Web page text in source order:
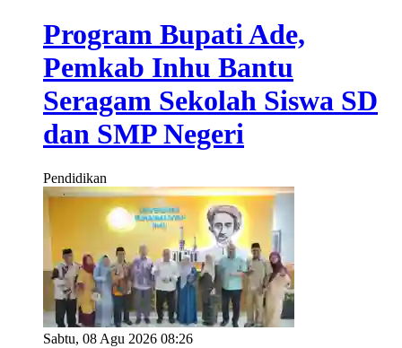
Program Bupati Ade,
Pemkab Inhu Bantu
Seragam Sekolah Siswa SD
dan SMP Negeri
Pendidikan
Sabtu, 08 Agu 2026 08:26